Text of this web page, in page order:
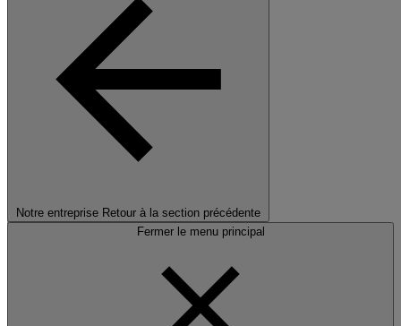
Notre entreprise Retour à la section précédente
Fermer le menu principal